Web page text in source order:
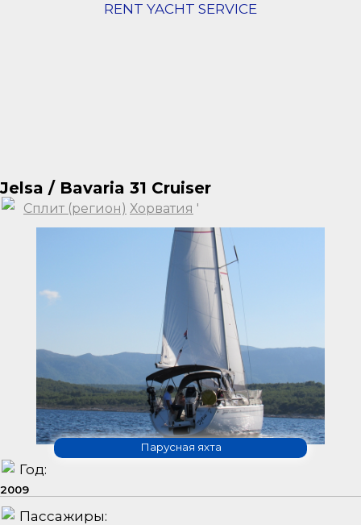
RENT YACHT SERVICE
Jelsa / Bavaria 31 Cruiser
Сплит (регион) Хорватия '
Парусная яхта
Год:
2009
Пассажиры: